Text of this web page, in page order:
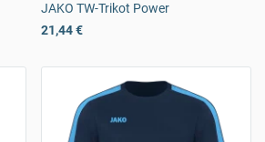
JAKO TW-Trikot Power
21,44 €